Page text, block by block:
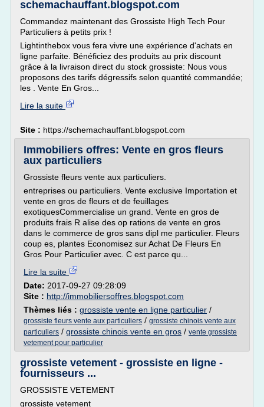
schemachauffant.blogspot.com
Commandez maintenant des Grossiste High Tech Pour
Particuliers à petits prix !
Lightinthebox vous fera vivre une expérience d'achats en
ligne parfaite. Bénéficiez des produits au prix discount
grâce à la livraison direct du stock grossiste: Nous vous
proposons des tarifs dégressifs selon quantité commandée;
les . Vente En Gros...
Lire la suite
Site : https://schemachauffant.blogspot.com
Immobiliers offres: Vente en gros fleurs
aux particuliers
Grossiste fleurs vente aux particuliers.
entreprises ou particuliers. Vente exclusive Importation et
vente en gros de fleurs et de feuillages
exotiquesCommercialise un grand. Vente en gros de
produits frais R alise des op rations de vente en gros
dans le commerce de gros sans dipl me particulier. Fleurs
coup es, plantes Economisez sur Achat De Fleurs En
Gros Pour Particulier avec. C est parce qu...
Lire la suite
Date: 2017-09-27 09:28:09
Site : http://immobiliersoffres.blogspot.com
Thèmes liés : grossiste vente en ligne particulier /
grossiste fleurs vente aux particuliers / grossiste chinois vente aux
particuliers / grossiste chinois vente en gros / vente grossiste
vetement pour particulier
grossiste vetement - grossiste en ligne -
fournisseurs ...
GROSSISTE VETEMENT
grossiste vetement